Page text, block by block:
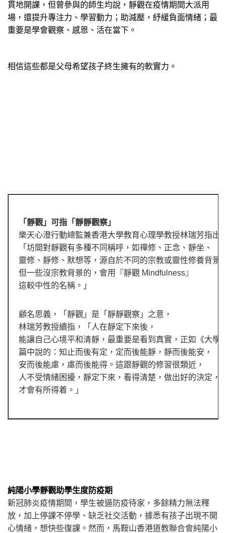
貫地開課，但曾參與的師生均說，靜觀在疫情期間大派用
場，還提升專注力、學習動力；助減壓，紓緩負面情緒；最
重要是學會觀察、感恩、活在當下。
相信這些都是父母希望孩子終生擁有的軟實力。
「靜觀」可指「靜靜觀察」
樂天心澄行動總監兼香港大學教育心理學教授林瑞芳指出
「坊間對靜觀有多種不同稱呼，如禪修、正念、靜坐、
靈修、靜修、默想等，源自於不同的宗教或靈性修養背景
但一些沒宗教背景的，會用『靜觀 Mindfulness』
這較中性的名稱。」
顧名思義，「靜觀」是「靜靜觀察」之意，
林瑞芳教授續指，「人在靜定下來後，
能讓自己心境平和清靜，最重要是看到真實，正如《大學
篇中說的：知止而後有定，定而後能靜，靜而後能安，
安而後能慮，慮而後能得。這跟靜觀的修習很類近，
人不受情緒困擾，靜定下來，看得清楚，做出好的決定，
才會有所得着。」
純陽小學靜觀助學生度防疫期
新冠肺炎疫情期間，學生被逼防疫待家，多餘精力無法釋
放，加上停課不停學、缺乏社交活動，據悉有孩子出現不開
心情緒，想快些復課。然而，馬鞍山香港道教聯合會純陽小